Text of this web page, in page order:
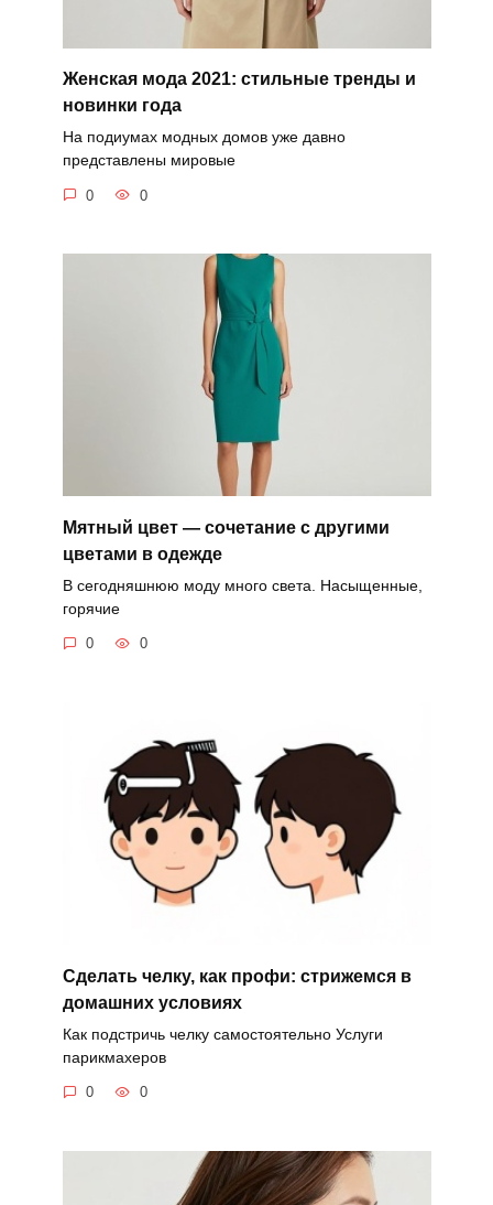
Женская мода 2021: стильные тренды и
новинки года
На подиумах модных домов уже давно
представлены мировые
0 0
Мятный цвет — сочетание с другими
цветами в одежде
В сегодняшнюю моду много света. Насыщенные,
горячие
0 0
Сделать челку, как профи: стрижемся в
домашних условиях
Как подстричь челку самостоятельно Услуги
парикмахеров
0 0